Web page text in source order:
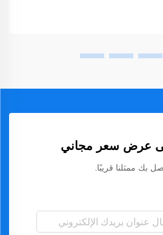
عرض سعر مجاني
بك ممثلنا قريبًا.